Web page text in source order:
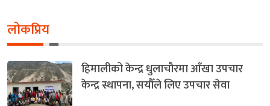
लोकप्रिय
हिमालीको केन्द्र धुलाचौरमा आँखा उपचार
केन्द्र स्थापना, सयौँले लिए उपचार सेवा